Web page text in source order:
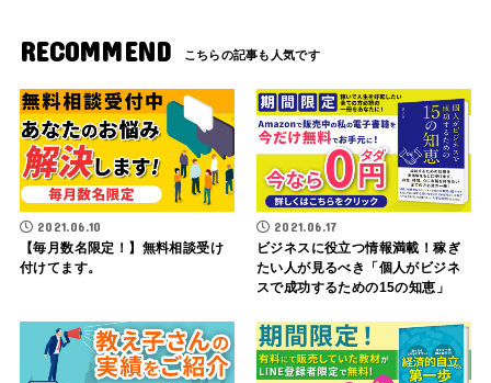
RECOMMEND
2021.06.10
【毎月数名限定！】無料相談受け
付けてます。
2021.06.17
ビジネスに役立つ情報満載！稼ぎ
たい人が見るべき「個人がビジネ
スで成功するための15の知恵」